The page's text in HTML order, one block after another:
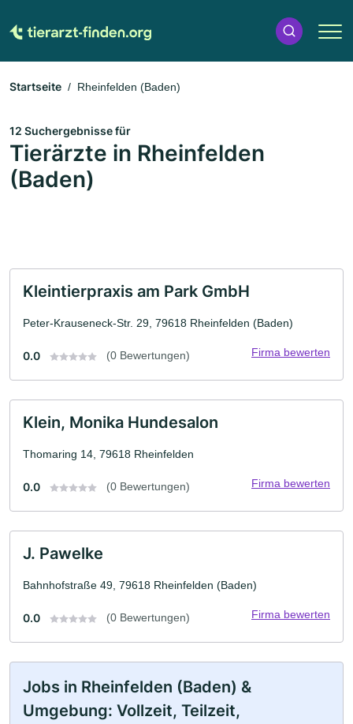
Startseite Rheinfelden (Baden)
12 Suchergebnisse für
Tierärzte in Rheinfelden
(Baden)
Kleintierpraxis am Park GmbH
Peter-Krauseneck-Str. 29, 79618 Rheinfelden (Baden)
0.0 (0 Bewertungen) Firma bewerten
Klein, Monika Hundesalon
Thomaring 14, 79618 Rheinfelden
0.0 (0 Bewertungen) Firma bewerten
J. Pawelke
Bahnhofstraße 49, 79618 Rheinfelden (Baden)
0.0 (0 Bewertungen) Firma bewerten
Jobs in Rheinfelden (Baden) &
Umgebung: Vollzeit, Teilzeit,